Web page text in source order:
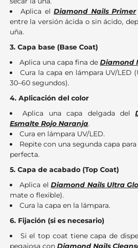
Aplica elDiamond Nails Primer
entre la versión ácida o sin ácido,
uña.
3. Capa base (Base Coat)
Aplica una capa fina de Diamond
Cura la capa en lámpara UV/LED
30–60 segundos).
4. Aplicación del color
Aplica una capa delgada del
Esmalte Rojo Naranja.
Cura en lámpara UV/LED.
Repite con una segunda capa
perfecta.
5. Capa de acabado (Top Coat)
Aplica elDiamond Nails Ultra
mate o flexible).
Cura la capa en la lámpara.
6. Fijación (si es necesario)
Si el top coat tiene capa de
pegajosa con Diamond Nails